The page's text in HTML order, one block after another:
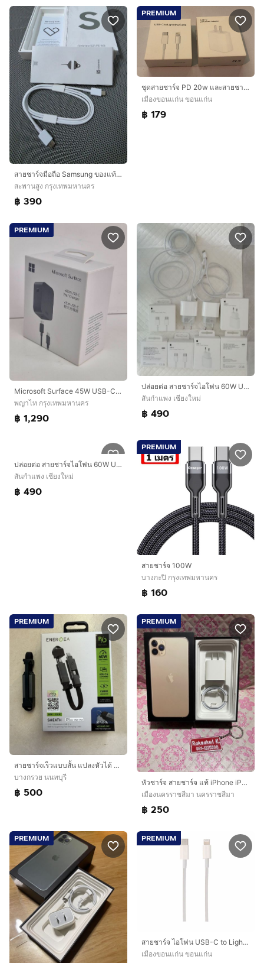
สายชาร์จมือถือ Samsung ของแท้ Cable USB-C to USB-C
สะพานสูง กรุงเทพมหานคร
฿ 390
PREMIUM
ชุดสายชาร์จ PD 20w และสายชาร์จ type c to lighting
เมืองขอนแก่น ขอนแก่น
฿ 179
PREMIUM
Microsoft Surface 45W USB-C Wall Charger แท้ ชาร์จไว USB-C PD ของใหม่ยังไม่เคยใช้งาน ครบกล่อง
พญาไท กรุงเทพมหานคร
฿ 1,290
ปล่อยต่อ สายชาร์จไอโฟน 60W USB-C ของแท้ มือสอง และ อะแดปเตอร์แปลงไฟ Apple USB-C 20 วัตต์ มือสองของแท้ พร้อมส่ง
สันกำแพง เชียงใหม่
฿ 490
ปล่อยต่อ สายชาร์จไอโฟน 60W USB-C ของแท้ มือสอง และ อะแดปเตอร์แปลงไฟ Apple USB-C 20 วัตต์ มือสองของแท้ พร้อมส่ง
สันกำแพง เชียงใหม่
฿ 490
PREMIUM
สายชาร์จ 100W
บางกะปิ กรุงเทพมหานคร
฿ 160
PREMIUM
สายชาร์จเร็วแบบสั้น แปลงหัวได้ ENERGEA แท้ ครบกล่อง
บางกรวย นนทบุรี
฿ 500
PREMIUM
หัวชาร์จ สายชาร์จ แท้ iPhone iPad ของแท้จากกล่อง
เมืองนครราชสีมา นครราชสีมา
฿ 250
PREMIUM PREMIUM
สายชาร์จ ไอโฟน USB-C to Lighting (1M)
เมืองขอนแก่น ขอนแก่น